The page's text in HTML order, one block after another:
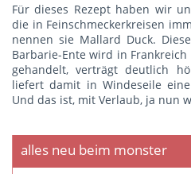
Für dieses Rezept haben wir
die in Feinschmeckerkreisen
nennen sie Mallard Duck.
Barbarie-Ente wird in
gehandelt, verträgt deutlich
liefert damit in Windeseile
Und das ist, mit Verlaub, ja nun
alles neu beim monster